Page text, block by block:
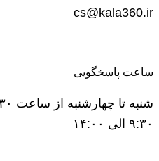
cs@kala360.ir
ساعت پاسخگویی
۹:۳۰ الی ۱۴:۰۰